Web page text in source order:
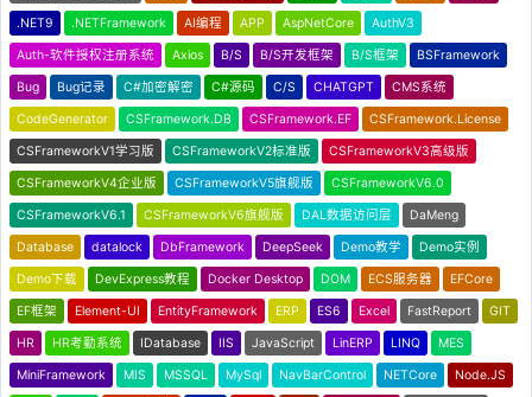
.NET9 .NETFramework AI编程 APP AspNetCore AuthV3
Auth-软件授权注册系统 Axios B/S B/S开发框架 B/S框架 BSFramework
Bug Bug记录 C#加密解密 C#源码 C/S CHATGPT CMS系统
CodeGenerator CSFramework.DB CSFramework.EF CSFramework.License
CSFrameworkV1学习版 CSFrameworkV2标准版 CSFrameworkV3高级版
CSFrameworkV4企业版 CSFrameworkV5旗舰版 CSFrameworkV6.0
CSFrameworkV6.1 CSFrameworkV6旗舰版 DAL数据访问层 DaMeng
Database datalock DbFramework DeepSeek Demo教学 Demo实例
Demo下载 DevExpress教程 Docker Desktop DOM ECS服务器 EFCore
EF框架 Element-UI EntityFramework ERP ES6 Excel FastReport GIT
HR HR考勤系统 IDatabase IIS JavaScript LinERP LINQ MES
MiniFramework MIS MSSQL MySql NavBarControl NETCore Node.JS